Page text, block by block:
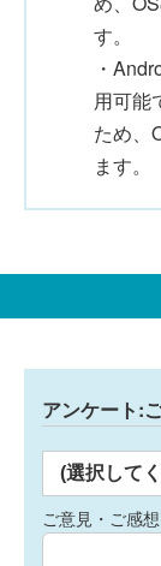
す。
・
用可能
ため、
ます。
アンケート:
(選択して
ご意見・ご感